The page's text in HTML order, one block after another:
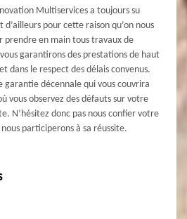
Multiservices a toujours su
d’ailleurs pour cette raison qu’on nous
prendre en main tous travaux de
garantirons des prestations de haut
dans le respect des délais convenus.
garantie décennale qui vous couvrira
vous observez des défauts sur votre
N’hésitez donc pas nous confier votre
participerons à sa réussite.